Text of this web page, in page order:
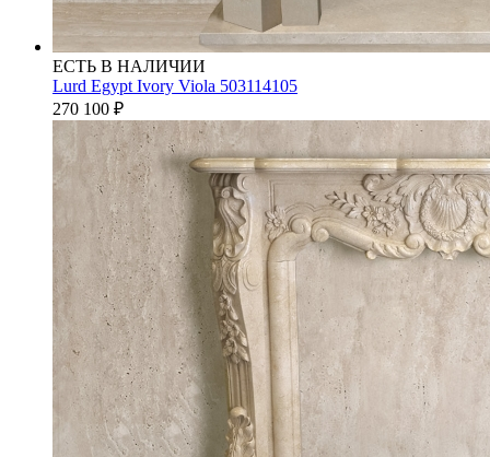
ЕСТЬ В НАЛИЧИИ
Lurd Egypt Ivory Viola 503114105
270 100 ₽